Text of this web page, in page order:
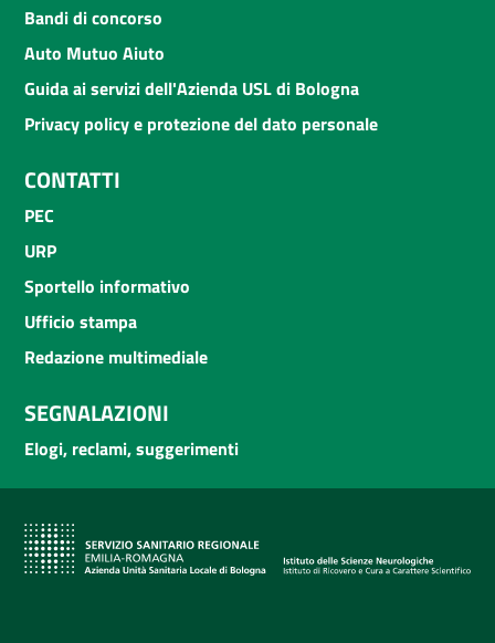
Bandi di concorso
Auto Mutuo Aiuto
Guida ai servizi dell'Azienda USL di Bologna
Privacy policy e protezione del dato personale
CONTATTI
PEC
URP
Sportello informativo
Ufficio stampa
Redazione multimediale
SEGNALAZIONI
Elogi, reclami, suggerimenti